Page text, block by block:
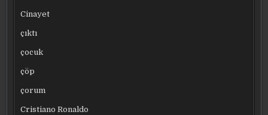
Cinayet
çıktı
çocuk
çöp
çorum
Cristiano Ronaldo